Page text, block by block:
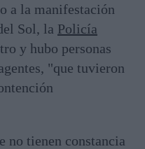
a la manifestación
Sol, la Policía
y hubo personas
"que tuvieron
no tienen constancia